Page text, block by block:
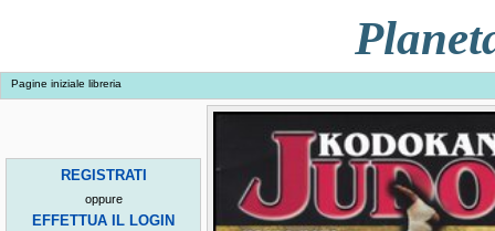
Pagine iniziale libreria
REGISTRATI
oppure
EFFETTUA IL LOGIN